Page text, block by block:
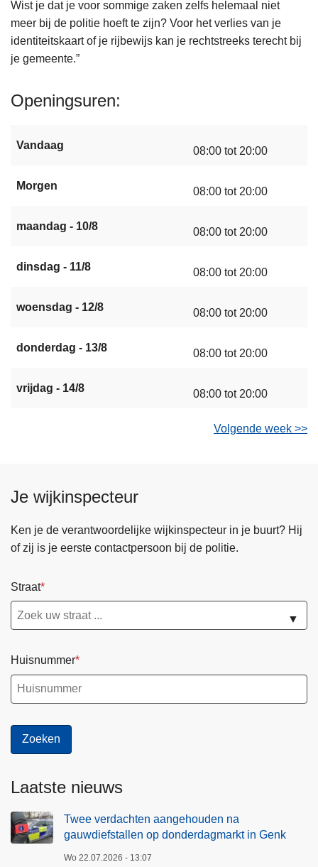
Wist je dat je voor sommige zaken zelfs helemaal niet
meer bij de politie hoeft te zijn? Voor het verlies van je
identiteitskaart of je rijbewijs kan je rechtstreeks terecht bij
je gemeente.”
Openingsuren
Vandaag 08:00 tot 20:00
Morgen 08:00 tot 20:00
maandag - 10/8 08:00 tot 20:00
dinsdag - 11/8 08:00 tot 20:00
woensdag - 12/8 08:00 tot 20:00
donderdag - 13/8 08:00 tot 20:00
vrijdag - 14/8 08:00 tot 20:00
Volgende week >>
Je wijkinspecteur
Ken je de verantwoordelijke wijkinspecteur in je buurt? Hij
of zij is je eerste contactpersoon bij de politie.
Straat
▼
Huisnummer
Laatste nieuws
Twee verdachten aangehouden na
gauwdiefstallen op donderdagmarkt in Genk
Wo 22.07.2026 - 13:07